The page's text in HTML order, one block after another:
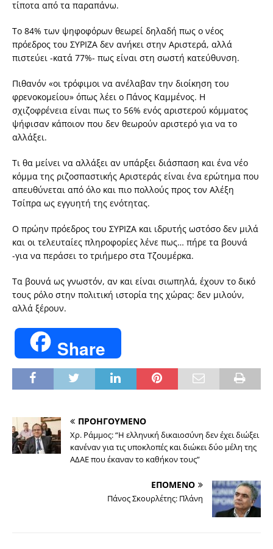
τίποτα από τα παραπάνω.
Το 84% των ψηφοφόρων θεωρεί δηλαδή πως ο νέος
πρόεδρος του ΣΥΡΙΖΑ δεν ανήκει στην Αριστερά, αλλά
πιστεύει -κατά 77%- πως είναι στη σωστή κατεύθυνση.
Πιθανόν «οι τρόφιμοι να ανέλαβαν την διοίκηση του
φρενοκομείου» όπως λέει ο Πάνος Καμμένος. Η
σχιζοφρένεια είναι πως το 56% ενός αριστερού κόμματος
ψήφισαν κάποιον που δεν θεωρούν αριστερό για να το
αλλάξει.
Τι θα μείνει να αλλάξει αν υπάρξει διάσπαση και ένα νέο
κόμμα της ριζοσπαστικής Αριστεράς είναι ένα ερώτημα που
απευθύνεται από όλο και πιο πολλούς προς τον Αλέξη
Τσίπρα ως εγγυητή της ενότητας.
Ο πρώην πρόεδρος του ΣΥΡΙΖΑ και ιδρυτής ωστόσο δεν μιλά
και οι τελευταίες πληροφορίες λένε πως… πήρε τα βουνά
-για να περάσει το τριήμερο στα Τζουμέρκα.
Τα βουνά ως γνωστόν, αν και είναι σιωπηλά, έχουν το δικό
τους ρόλο στην πολιτική ιστορία της χώρας: δεν μιλούν,
αλλά ξέρουν.
Share
ΠΡΟΗΓΟΥΜΕΝΟ
Χρ. Ράμμος: “Η ελληνική δικαιοσύνη δεν έχει διώξει
κανέναν για τις υποκλοπές και διώκει δύο μέλη της
ΑΔΑΕ που έκαναν το καθήκον τους”
ΕΠΟΜΕΝΟ
Πάνος Σκουρλέτης: Πλάνη